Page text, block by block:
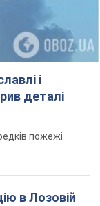
і
деталі
пожежі
в Лозовій